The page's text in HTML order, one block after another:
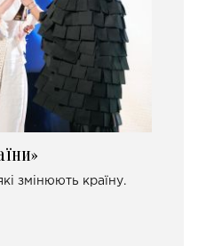
які змінюють країну.